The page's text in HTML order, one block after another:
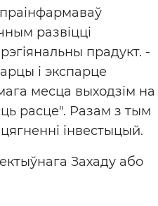
развіцці
прадукт. -
і экспарце
месца выходзім на
расце". Разам з тым
інвестыцый.
Захаду або